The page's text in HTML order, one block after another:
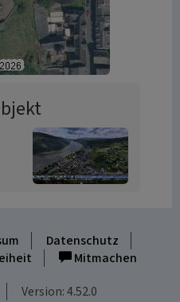
Datenschutz
Mitmachen
Version: 4.52.0